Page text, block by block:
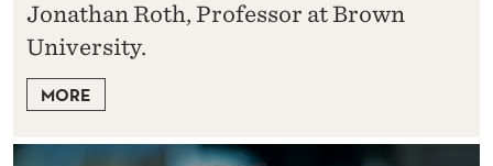
Jonathan Roth, Professor at Brown
University.
MORE